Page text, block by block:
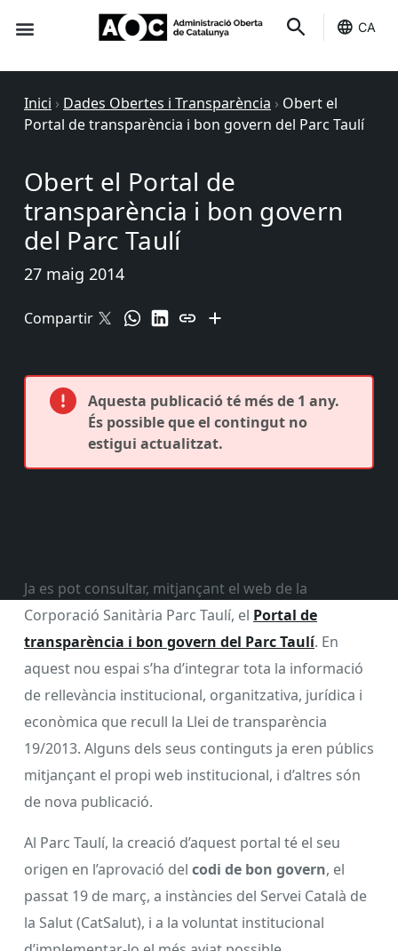
CA
Inici › Dades Obertes i Transparència › Obert el
Portal de transparència i bon govern del Parc Taulí
Obert el Portal de
transparència i bon govern
del Parc Taulí
27 maig 2014
Compartir
Aquesta publicació té més de 1 any.
És possible que el contingut no
estigui actualitzat.
Ja es pot consultar, mitjançant el web de la
Corporació Sanitària Parc Taulí, el Portal de
transparència i bon govern del Parc Taulí. En
aquest nou espai s’ha d’integrar tota la informació
de rellevància institucional, organitzativa, jurídica i
econòmica que recull la Llei de transparència
19/2013. Alguns dels seus continguts ja eren públics
mitjançant el propi web institucional, i d’altres són
de nova publicació.
Al Parc Taulí, la creació d’aquest portal té el seu
origen en l’aprovació del codi de bon govern, el
passat 19 de març, a instàncies del Servei Català de
la Salut (CatSalut), i a la voluntat institucional